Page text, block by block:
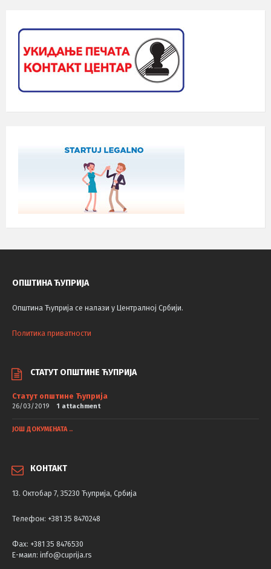
ОПШТИНА ЋУПРИЈА
Општина Ћуприја се налази у Централној Србији.
Политика приватности
СТАТУТ ОПШТИНЕ ЋУПРИЈА
Статут општине Ћуприја
26/03/2019 1 attachment
ЈОШ ДОКУМЕНАТА ..
КОНТАКТ
13. Октобар 7, 35230 Ћуприја, Србија
Телефон: +381 35 8470248
Фаx: +381 35 8476530
Е-маил: info@cuprija.rs